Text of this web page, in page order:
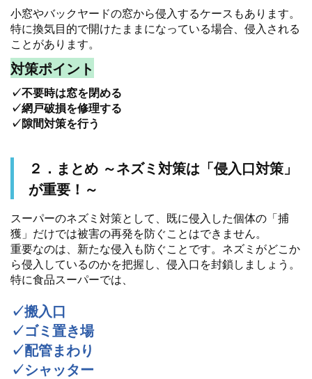
小窓やバックヤードの窓から侵入するケースもあります。
特に換気目的で開けたままになっている場合、侵入される
ことがあります。
対策ポイント
✓不要時は窓を閉める
✓網戸破損を修理する
✓隙間対策を行う
２．まとめ ～ネズミ対策は「侵入口対策」
が重要！～
スーパーのネズミ対策として、既に侵入した個体の「捕
獲」だけでは被害の再発を防ぐことはできません。
重要なのは、新たな侵入も防ぐことです。ネズミがどこか
ら侵入しているのかを把握し、侵入口を封鎖しましょう。
特に食品スーパーでは、
✓搬入口
✓ゴミ置き場
✓配管まわり
✓シャッター